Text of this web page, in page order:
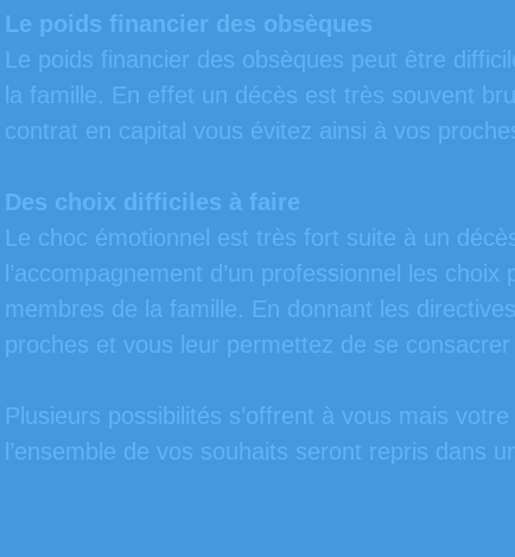
Le poids financier des obsèques
Le poids financier des obsèques peut être
la famille. En effet un décès est très souvent
contrat en capital vous évitez ainsi à vos
Des choix difficiles à faire
Le choc émotionnel est très fort suite à un
l’accompagnement d’un professionnel les
membres de la famille. En donnant les
proches et vous leur permettez de se
Plusieurs possibilités s’offrent à vous mais
l’ensemble de vos souhaits seront repris dans